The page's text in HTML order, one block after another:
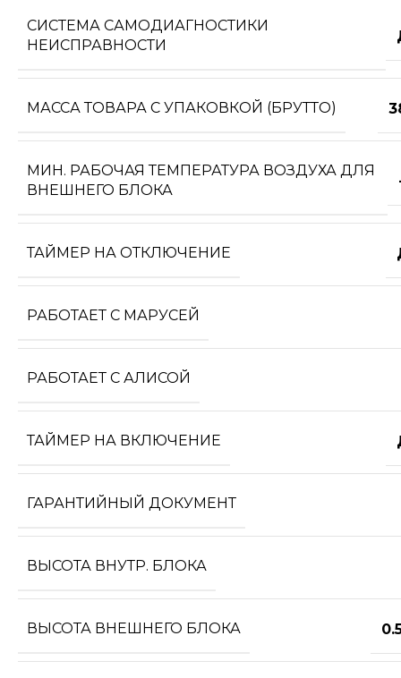
СИСТЕМА САМОДИАГНОСТИКИ
НЕИСПРАВНОСТИ
МАССА ТОВАРА С УПАКОВКОЙ (БРУТТО)
МИН. РАБОЧАЯ ТЕМПЕРАТУРА ВОЗДУХА ДЛЯ
ВНЕШНЕГО БЛОКА
ТАЙМЕР НА ОТКЛЮЧЕНИЕ
РАБОТАЕТ С МАРУСЕЙ
РАБОТАЕТ С АЛИСОЙ
ТАЙМЕР НА ВКЛЮЧЕНИЕ
ГАРАНТИЙНЫЙ ДОКУМЕНТ
ВЫСОТА ВНУТР. БЛОКА
ВЫСОТА ВНЕШНЕГО БЛОКА